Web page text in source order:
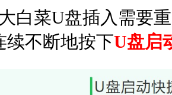
白菜U盘插入需要
续不断地按下U盘启